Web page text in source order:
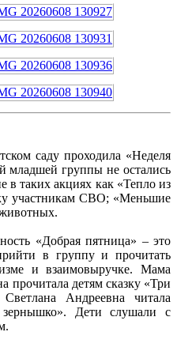
саду проходила «Неделя
младшей группы не остались
в таких акциях как «Тепло из
участникам СВО; «Меньшие
«Добрая пятница» – это
в группу и прочитать
и взаимовыручке. Мама
прочитала детям сказку «Три
Андреевна читала
Дети слушали с